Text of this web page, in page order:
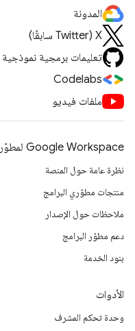
المدونة
‫X ‏(Twitter سابقًا)
تعليمات برمجية نموذجية
Codelabs
ملفات فيديو
Google Workspace لمطوّري البرامج
نظرة عامة حول المنصة
منتجات مطوّري البرامج
ملاحظات حول الإصدار
دعم مطوّر البرامج
بنود الخدمة
الأدوات
وحدة تحكم المشرف